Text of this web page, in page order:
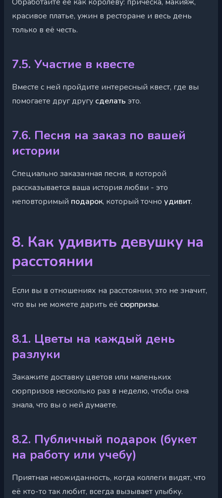
красивое платье, ужин в ресторане и весь день
только в её честь.
7.5. Участие в квесте
Вместе с ней пройдите интересный квест, где вы
помогаете друг другу сделать это.
7.6. Песня на заказ по вашей
истории
Специально заказанная песня, в которой
рассказывается ваша история любви - это
неповторимый подарок, который точно удивит.
8. Как удивить девушку на
расстоянии
Если вы в отношениях на расстоянии, это не значит,
что вы не можете дарить её сюрпризы.
8.1. Цветы на каждый день
разлуки
Закажите доставку цветов или маленьких
сюрпризов несколько раз в неделю, чтобы она
знала, что вы о ней думаете.
8.2. Публичный подарок (букет
на работу или учебу)
Приятная неожиданность, когда коллеги видят, что
её кто-то так любит, всегда вызывает улыбку.